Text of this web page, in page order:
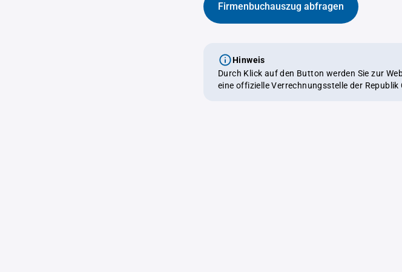
Firmenbuchauszug abfragen
Hinweis
Durch Klick auf den Button werden Sie zur
eine offizielle Verrechnungsstelle der Republik